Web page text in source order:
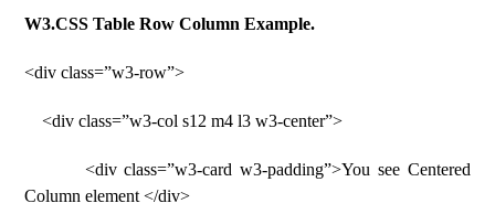
W3.CSS Table Row Column Example.
<div class=”w3-row”>
<div class=”w3-col s12 m4 l3 w3-center”>
<div class=”w3-card w3-padding”>You see Centered
Column element </div>